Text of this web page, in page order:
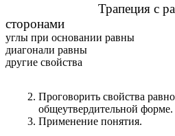
Трапеция с
сторонами
углы при основании равны
диагонали равны
другие свойства
Проговорить свойства
общеутвердительной форме.
Применение понятия.